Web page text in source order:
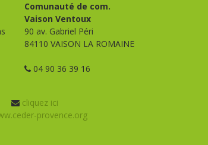
Comunauté de com.
Vaison Ventoux
90 av. Gabriel Péri
84110 VAISON LA ROMAINE
04 90 36 39 16
cliquez ici
provence.org